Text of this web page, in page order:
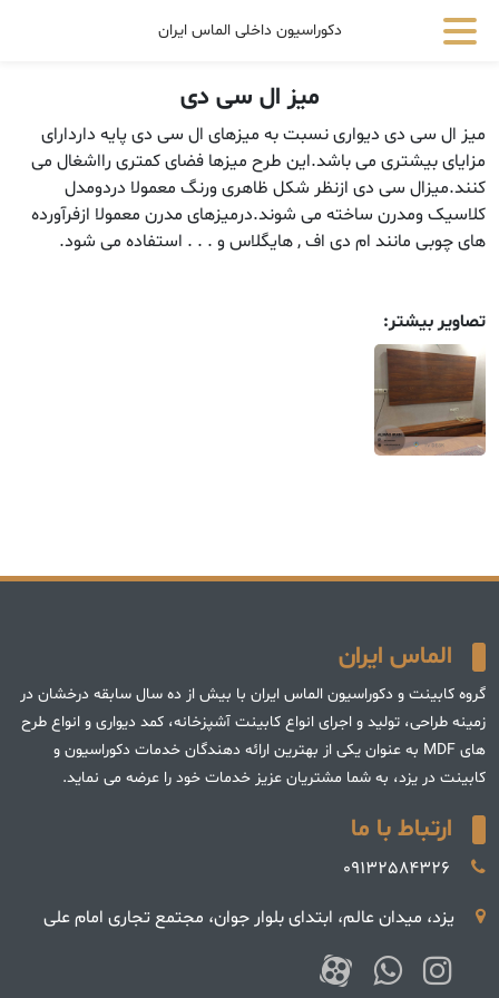
دکوراسیون داخلی الماس ایران
میز ال سی دی
میز ال سی دی دیواری نسبت به میزهای ال سی دی پایه داردارای
مزایای بیشتری می باشد.این طرح میزها فضای کمتری رااشغال می
کنند.میزال سی دی ازنظر شکل ظاهری ورنگ معمولا دردومدل
کلاسیک ومدرن ساخته می شوند.درمیزهای مدرن معمولا ازفرآورده
های چوبی مانند ام دی اف , هایگلاس و . . . استفاده می شود.
تصاویر بیشتر:
الماس ایران
گروه کابینت و دکوراسیون الماس ایران با بیش از ده سال سابقه درخشان در
زمینه طراحی، تولید و اجرای انواع کابینت آشپزخانه، کمد دیواری و انواع طرح
های MDF به عنوان یکی از بهترین ارائه دهندگان خدمات دکوراسیون و
کابینت در یزد، به شما مشتریان عزیز خدمات خود را عرضه می نماید.
ارتباط با ما
09132584326
یزد، میدان عالم، ابتدای بلوار جوان، مجتمع تجاری امام علی